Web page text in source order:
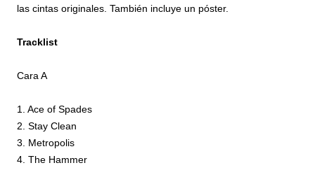
las cintas originales. También incluye un póster.
Tracklist
Cara A
1. Ace of Spades
2. Stay Clean
3. Metropolis
4. The Hammer